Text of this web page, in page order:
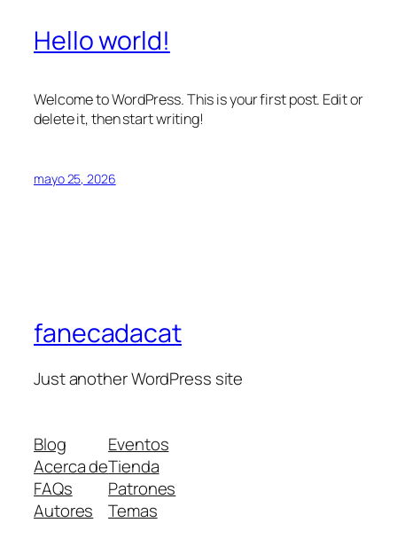
Hello world!
Welcome to WordPress. This is your first post. Edit or
delete it, then start writing!
mayo 25, 2026
fanecadacat
Just another WordPress site
Blog
Acerca de
FAQs
Autores
Eventos
Tienda
Patrones
Temas